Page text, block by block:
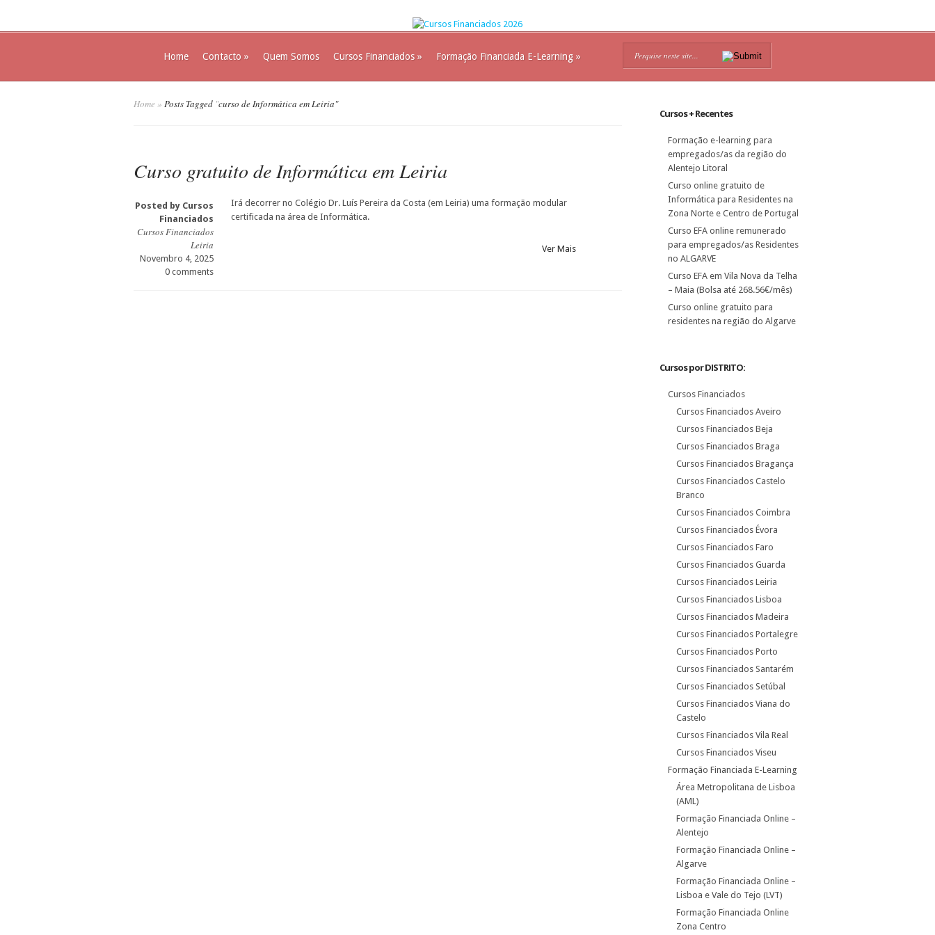
Home Contacto » Quem Somos Cursos Financiados» Formação Financiada E-Learning »
Home » Posts Tagged "curso de Informática em Leiria"
Curso gratuito de Informática em Leiria
Posted by Cursos
Financiados
Cursos Financiados
Leiria
Novembro 4, 2025
0 comments
Irá decorrer no Colégio Dr. Luís Pereira da Costa (em Leiria) uma formação modular
certificada na área de Informática.
Ver Mais
Cursos + Recentes
Formação e-learning para
empregados/as da região do
Alentejo Litoral
Curso online gratuito de
Informática para Residentes na
Zona Norte e Centro de Portugal
Curso EFA online remunerado
para empregados/as Residentes
no ALGARVE
Curso EFA em Vila Nova da Telha
– Maia (Bolsa até 268.56€/mês)
Curso online gratuito para
residentes na região do Algarve
Cursos por DISTRITO:
Cursos Financiados
Cursos Financiados Aveiro
Cursos Financiados Beja
Cursos Financiados Braga
Cursos Financiados Bragança
Cursos Financiados Castelo
Branco
Cursos Financiados Coimbra
Cursos Financiados Évora
Cursos Financiados Faro
Cursos Financiados Guarda
Cursos Financiados Leiria
Cursos Financiados Lisboa
Cursos Financiados Madeira
Cursos Financiados Portalegre
Cursos Financiados Porto
Cursos Financiados Santarém
Cursos Financiados Setúbal
Cursos Financiados Viana do
Castelo
Cursos Financiados Vila Real
Cursos Financiados Viseu
Formação Financiada E-Learning
Área Metropolitana de Lisboa
(AML)
Formação Financiada Online –
Alentejo
Formação Financiada Online –
Algarve
Formação Financiada Online –
Lisboa e Vale do Tejo (LVT)
Formação Financiada Online
Zona Centro